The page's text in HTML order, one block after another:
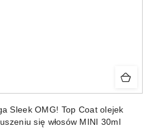
Sleek OMG! Top Coat olejek
się włosów MINI 30ml